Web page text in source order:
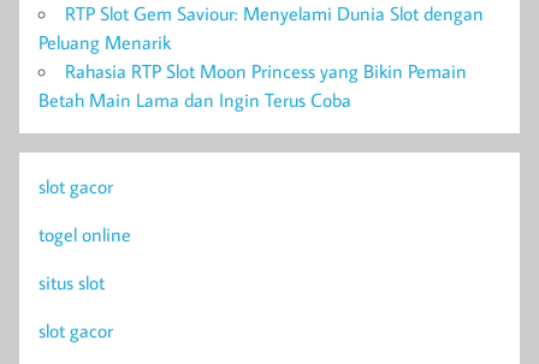
RTP Slot Gem Saviour: Menyelami Dunia Slot dengan
Peluang Menarik
Rahasia RTP Slot Moon Princess yang Bikin Pemain
Betah Main Lama dan Ingin Terus Coba
slot gacor
togel online
situs slot
slot gacor